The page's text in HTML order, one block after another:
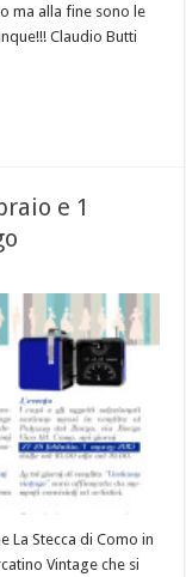
ma alla fine sono le
Claudio Butti
e 1
La Stecca di Como in
Vintage che si